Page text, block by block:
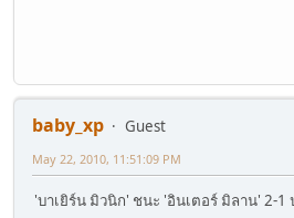
baby_xp
Guest
May 22, 2010, 11:51:09 PM
'บาเยิร์น มิวนิก' ชนะ 'อินเตอร์ มิลาน' 2-1